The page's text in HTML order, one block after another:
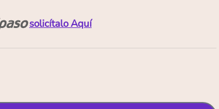
solicítalo Aquí